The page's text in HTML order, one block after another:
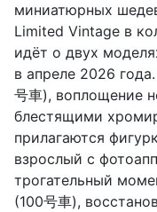
миниатюрных
Limited Vintage в
идёт о двух
в апреле 2026
号車), воплощение
блестящими
прилагаются
взрослый с
трогательный
(100号車),